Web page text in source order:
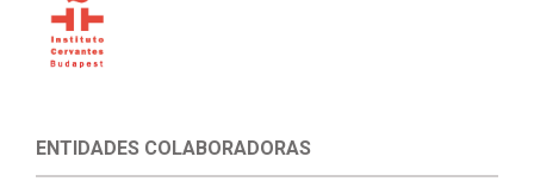
ENTIDADES COLABORADORAS